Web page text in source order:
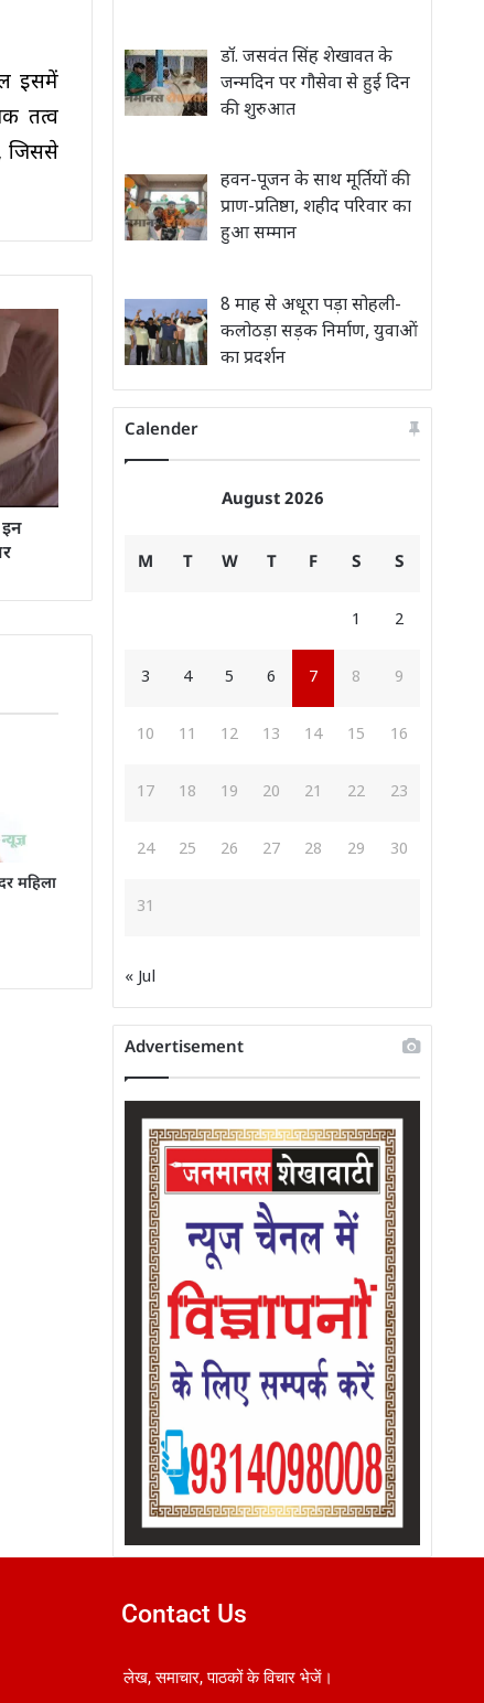
इसमें
तत्व
जिससे
महिला
डॉ. जसवंत सिंह शेखावत के
जन्मदिन पर गौसेवा से हुई दिन
की शुरुआत
हवन-पूजन के साथ मूर्तियों की
प्राण-प्रतिष्ठा, शहीद परिवार का
हुआ सम्मान
8 माह से अधूरा पड़ा सोहली-
कलोठड़ा सड़क निर्माण, युवाओं
का प्रदर्शन
Calender
August 2026
M T W T F S S
1 2
3 4 5 6 7 8 9
10 11 12 13 14 15 16
17 18 19 20 21 22 23
24 25 26 27 28 29 30
31
« Jul
Advertisement
Contact Us
लेख, समाचार, पाठकों के विचार भेजें।